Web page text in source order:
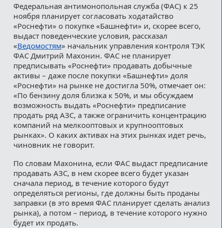
Контакты
Федеральная антимонопольная служба (ФАС) к 25
ноября планирует согласовать ходатайство
«Роснефти» о покупке «Башнефти» и, скорее всего,
выдаст поведенческие условия, рассказал
«Ведомостям» начальник управления контроля ТЭК
ФАС Дмитрий Махонин. ФАС не планирует
предписывать «Роснефти» продавать добычные
активы – даже после покупки «Башнефти» доля
«Роснефти» на рынке не достигла 50%, отмечает он:
«По бензину доля близка к 50%, и мы обсуждаем
возможность выдать «Роснефти» предписание
продать ряд АЗС, а также ограничить концентрацию
компаний на мелкооптовых и крупнооптовых
рынках». О каких активах на этих рынках идет речь,
чиновник не говорит.
По словам Махонина, если ФАС выдаст предписание
продавать АЗС, в нем скорее всего будет указан
сначала период, в течение которого будут
определяться регионы, где должны быть проданы
заправки (в это время ФАС планирует сделать анализ
рынка), а потом – период, в течение которого нужно
будет их продать.